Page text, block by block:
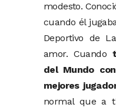
modesto.
cuando él
Deportivo de
amor. Cuando
del Mundo
mejores
normal que a